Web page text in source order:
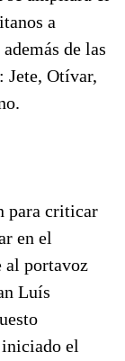
a
de las
Jete, Otívar,
para criticar
en el
al portavoz
Luís
el